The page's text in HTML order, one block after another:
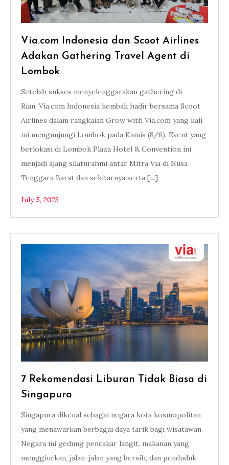
Via.com Indonesia dan Scoot Airlines
Adakan Gathering Travel Agent di
Lombok
Setelah sukses menyelenggarakan gathering di
Riau, Via.com Indonesia kembali hadir bersama Scoot
Airlines dalam rangkaian Grow with Via.com yang kali
ini mengunjungi Lombok pada Kamis (8/6). Event yang
berlokasi di Lombok Plaza Hotel & Convention ini
menjadi ajang silaturahmi antar Mitra Via di Nusa
Tenggara Barat dan sekitarnya serta […]
July 5, 2023
7 Rekomendasi Liburan Tidak Biasa di
Singapura
Singapura dikenal sebagai negara kota kosmopolitan
yang menawarkan berbagai daya tarik bagi wisatawan.
Negara ini gedung pencakar langit, makanan yang
menggiurkan, jalan-jalan yang bersih, dan penduduk